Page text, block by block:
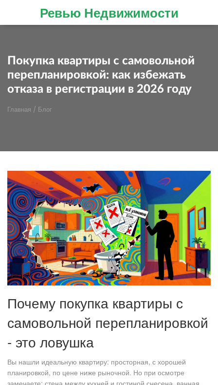
Ревью Недвижимости
Покупка квартиры с самовольной
перепланировкой: как избежать
отказа в регистрации в 2026 году
Главная / Блог
Почему покупка квартиры с
самовольной перепланировкой
- это ловушка
Вы нашли идеальную квартиру: просторная, с хорошей
планировкой, по цене ниже рыночной. Но при осмотре